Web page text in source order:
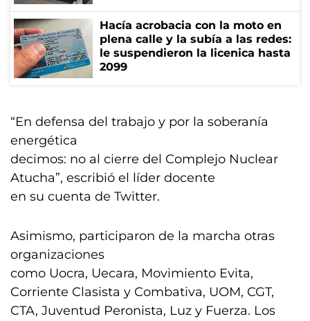
Hacía acrobacia con la moto en
plena calle y la subía a las redes:
le suspendieron la licenica hasta
2099
“En defensa del trabajo y por la soberanía
energética
decimos: no al cierre del Complejo Nuclear
Atucha”, escribió el líder docente
en su cuenta de Twitter.
Asimismo, participaron de la marcha otras
organizaciones
como Uocra, Uecara, Movimiento Evita,
Corriente Clasista y Combativa, UOM, CGT,
CTA, Juventud Peronista, Luz y Fuerza. Los